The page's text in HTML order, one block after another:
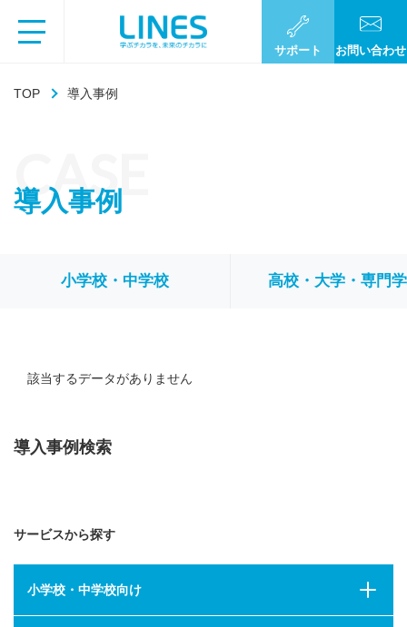
サポート お問い合わせ
TOP 導入事例
CASE
導入事例
小学校・中学校 高校・大学・専門
該当するデータがありません
導入事例検索
サービスから探す
小学校・中学校向け